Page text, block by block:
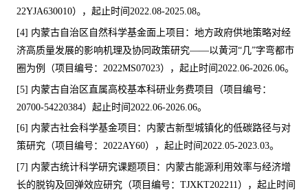
22YJA630010），起止时间 2022.08-2025.08。
[4] 内蒙古自治区自然科学基金面上项目：地方政府供地策略对经
济高质量发展的影响机理及协同政策研究——以黄河 “几”字弯都市
圈为例（项目编号： 2022MS07023），起止时间 2022.06-2026.06。
[5] 内蒙古自治区直属高校基本科研业务费项目（项目编号：
20700-54220384）起止时间 2022.06-2026.06。
[6] 内蒙古社会科学基金项目：内蒙古新型城镇化的低碳路径与对
策研究（项目编号： 2022AY60），起止时间 2022.05-2023.03。
[7] 内蒙古统计科学研究课题项目：内蒙古能源利用效率与经济增
长的脱钩及回弹效应研究（项目编号： TJXKT202211），起止时间